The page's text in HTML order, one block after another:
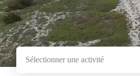
Sélectionner une activité